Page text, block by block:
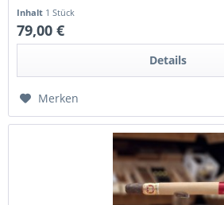
Inhalt 1 Stück
79,00 €
Details
Merken